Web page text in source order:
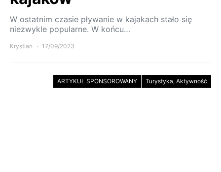
W ostatnim czasie pływanie w kajakach stało się
niezwykle popularne. W końcu…
Krystian 17/09/2023
ARTYKUŁ SPONSOROWANY Turystyka, Aktywność